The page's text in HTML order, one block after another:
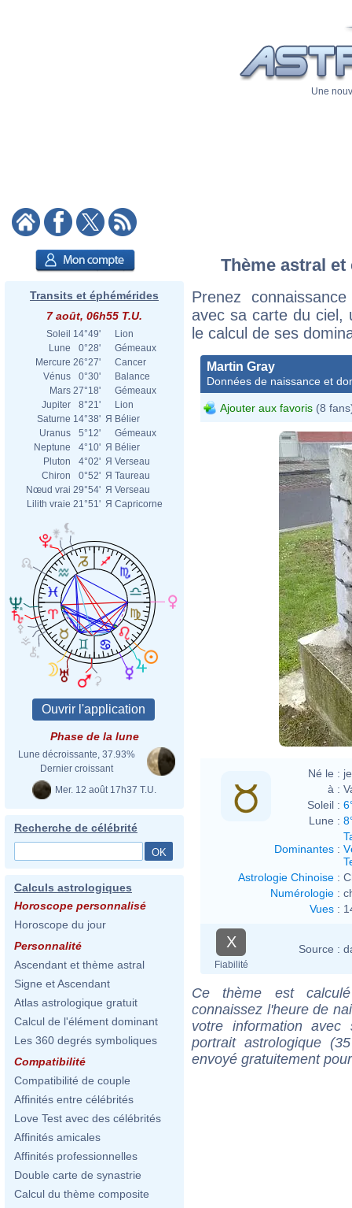
Une
Transits et éphémérides
7 août, 06h55 T.U.
Soleil 14°49'
Lion
Lune
0°28'
Gémeaux
Mercure 26°27'
Cancer
Vénus
0°30'
Balance
Mars 27°18'
Gémeaux
Jupiter
8°21'
Lion
Saturne 14°38' Я Bélier
Uranus
5°12'
Gémeaux
Neptune
4°10' Я Bélier
Pluton
4°02' Я Verseau
Chiron
0°52' Я Taureau
Nœud vrai 29°54' Я Verseau
Lilith vraie 21°51' Я Capricorne
Phase de la lune
Lune décroissante, 37.93%
Dernier croissant
Mer. 12 août 17h37 T.U.
Recherche de célébrité
Calculs astrologiques
Horoscope personnalisé
Horoscope du jour
Personnalité
Ascendant et thème astral
Signe et Ascendant
Atlas astrologique gratuit
Calcul de l'élément dominant
Les 360 degrés symboliques
Compatibilité
Compatibilité de couple
Affinités entre célébrités
Love Test avec des célébrités
Affinités amicales
Affinités professionnelles
Double carte de synastrie
Calcul du thème composite
Thème astral
Prenez
avec sa carte du ciel,
le calcul de ses
Martin Gray
Données de naissance et
Ajouter aux favoris (8
Né le :
à :
Soleil :
Lune :
Dominantes :
Astrologie Chinoise :
Numérologie :
Vues :
X
Fiabilité
Source :
Ce thème est
connaissez l'heure de
votre information
portrait astrologique
envoyé gratuitement